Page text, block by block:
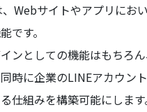
Webサイトやアプリにお
です。
ンとしての機能はもちろ
時に企業のLINEアカウン
仕組みを構築可能にします